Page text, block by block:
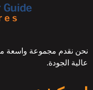
نحن نقدم مجموعة واسعة
عالية الجودة.